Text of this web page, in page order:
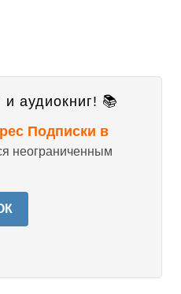
аудиокниг! 📚
Подписки в
неограниченным